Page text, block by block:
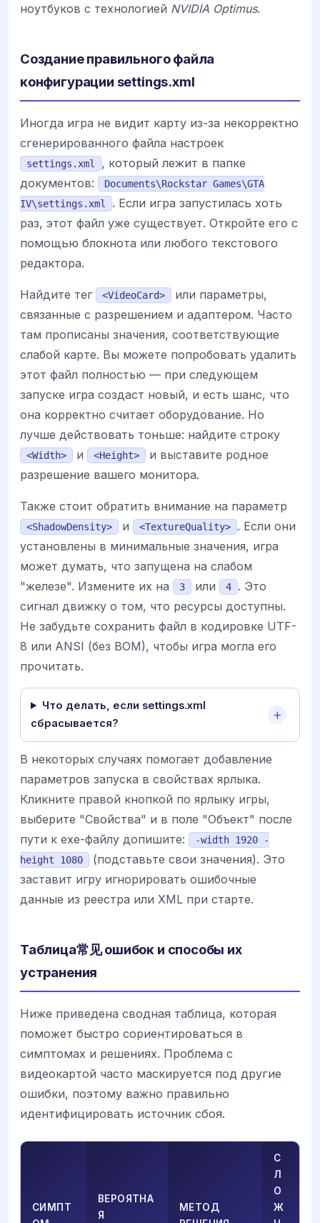
ноутбуков с технологией NVIDIA Optimus.
Создание правильного файла
конфигурации settings.xml
Иногда игра не видит карту из-за некорректно
сгенерированного файла настроек
settings.xml
, который лежит в папке
документов:
Documents\Rockstar Games\GTA
IV\settings.xml
. Если игра запустилась хоть
раз, этот файл уже существует. Откройте его с
помощью блокнота или любого текстового
редактора.
Найдите тег <VideoCard>
или параметры,
связанные с разрешением и адаптером. Часто
там прописаны значения, соответствующие
слабой карте. Вы можете попробовать удалить
этот файл полностью — при следующем
запуске игра создаст новый, и есть шанс, что
она корректно считает оборудование. Но
лучше действовать тоньше: найдите строку
<Width> и <Height>
и выставите родное
разрешение вашего монитора.
Также стоит обратить внимание на параметр
<ShadowDensity> и <TextureQuality>
. Если они
установлены в минимальные значения, игра
может думать, что запущена на слабом
"железе". Измените их на
3 или 4
. Это
сигнал движку о том, что ресурсы доступны.
Не забудьте сохранить файл в кодировке UTF-
8 или ANSI (без BOM), чтобы игра могла его
прочитать.
Что делать, если settings.xml
сбрасывается?
В некоторых случаях помогает добавление
параметров запуска в свойствах ярлыка.
Кликните правой кнопкой по ярлыку игры,
выберите "Свойства" и в поле "Объект" после
пути к exe-файлу допишите:
-width 1920 -
height 1080
(подставьте свои значения). Это
заставит игру игнорировать ошибочные
данные из реестра или XML при старте.
Таблица常见 ошибок и способы их
устранения
Ниже приведена сводная таблица, которая
поможет быстро сориентироваться в
симптомах и решениях. Проблема с
видеокартой часто маскируется под другие
ошибки, поэтому важно правильно
идентифицировать источник сбоя.
СИМПТ
ВЕРОЯТНА
Я
МЕТОД
С
Л
О
Ж